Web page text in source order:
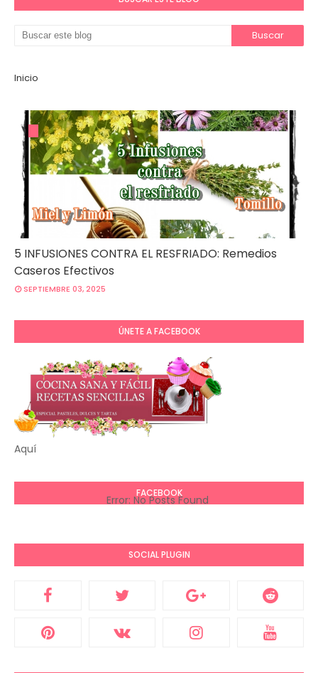
Inicio
5 INFUSIONES CONTRA EL RESFRIADO: Remedios
Caseros Efectivos
SEPTIEMBRE 03, 2025
ÚNETE A FACEBOOK
Aquí
FACEBOOK
Error: No Posts Found
SOCIAL PLUGIN